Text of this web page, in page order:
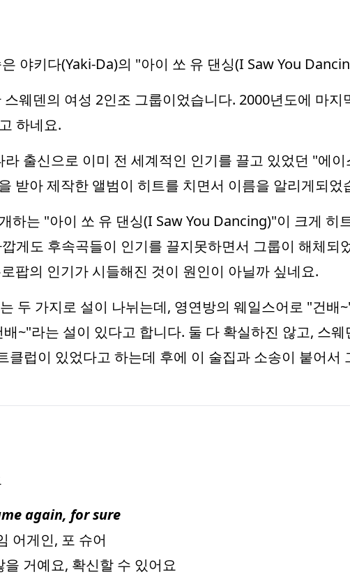
야키다(Yaki-Da)의 "아이 쏘 유 댄싱(I Saw You
웨덴의 여성 2인조 그룹이었습니다. 2000년도에 마지
하네요.
출신으로 이미 전 세계적인 인기를 끌고 있었던 "에
받아 제작한 앨범이 히트를 치면서 이름을 알리게되었
하는 "아이 쏘 유 댄싱(I Saw You Dancing)"이 크게 히
게도 후속곡들이 인기를 끌지못하면서 그룹이 해체되
팝의 인기가 시들해진 것이 원인이 아닐까 싶네요.
두 가지로 설이 나뉘는데, 영연방의 웨일스어로 "건배
~"라는 설이 있다고 합니다. 둘 다 확실하진 않고, 스
클럽이 있었다고 하는데 후에 이 술집과 소송이 붙어서
again, for sure
어게인, 포 슈어
거예요, 확신할 수 있어요